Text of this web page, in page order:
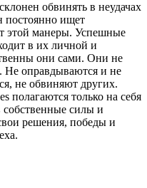
обвинять в неудачах
постоянно ищет
этой манеры. Успешные
в их личной и
они сами. Они не
Не оправдываются и не
не обвиняют других.
полагаются только на себя
силы и
решения, победы и